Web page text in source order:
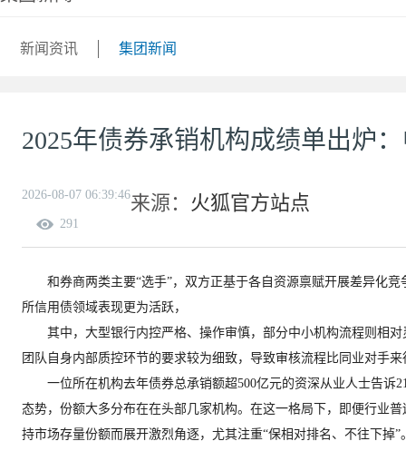
新闻资讯 集团新闻
2025年债券承销机构成绩单出炉
2026-08-07 06:39:46来源： 火狐官方站点
291
和券商两类主要“选手”，双方正基于各自资源禀赋开展差异化竞
所信用债领域表现更为活跃，
其中，大型银行内控严格、操作审慎，部分中小机构流程则相对
团队自身内部质控环节的要求较为细致，导致审核流程比同业对手
一位所在机构去年债券总承销额超500亿元的资深从业人士告诉
态势，份额大多分布在在头部几家机构。在这一格局下，即便行业
持市场存量份额而展开激烈角逐，尤其注重“保相对排名、不往下掉”